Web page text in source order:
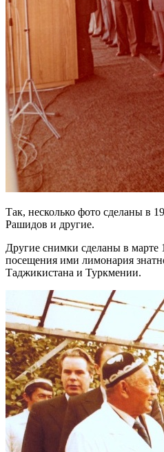
Так, несколько фото сделаны в
Рашидов и другие.
Другие снимки сделаны в марте
посещения ими лимонария
Таджикистана и Туркмении.